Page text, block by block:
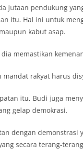
jutaan pendukung
itu. Hal ini untuk
kabut asap.
memastikan
mandat rakyat harus
itu, Budi juga
gelap demokrasi.
dengan demonstrasi
secara terang-